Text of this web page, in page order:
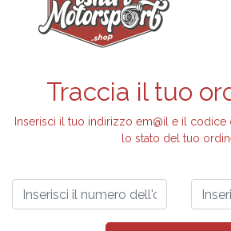
Traccia il tuo
Inserisci il tuo indirizzo em@il e il
lo stato del tuo